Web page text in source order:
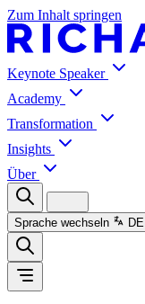
Zum Inhalt springen
Keynote Speaker
Academy
Transformation
Insights
Über
Sprache wechseln DE